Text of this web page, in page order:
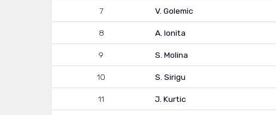
7 V. Golemic
8 A. Ionita
9 S. Molina
10 S. Sirigu
11 J. Kurtic